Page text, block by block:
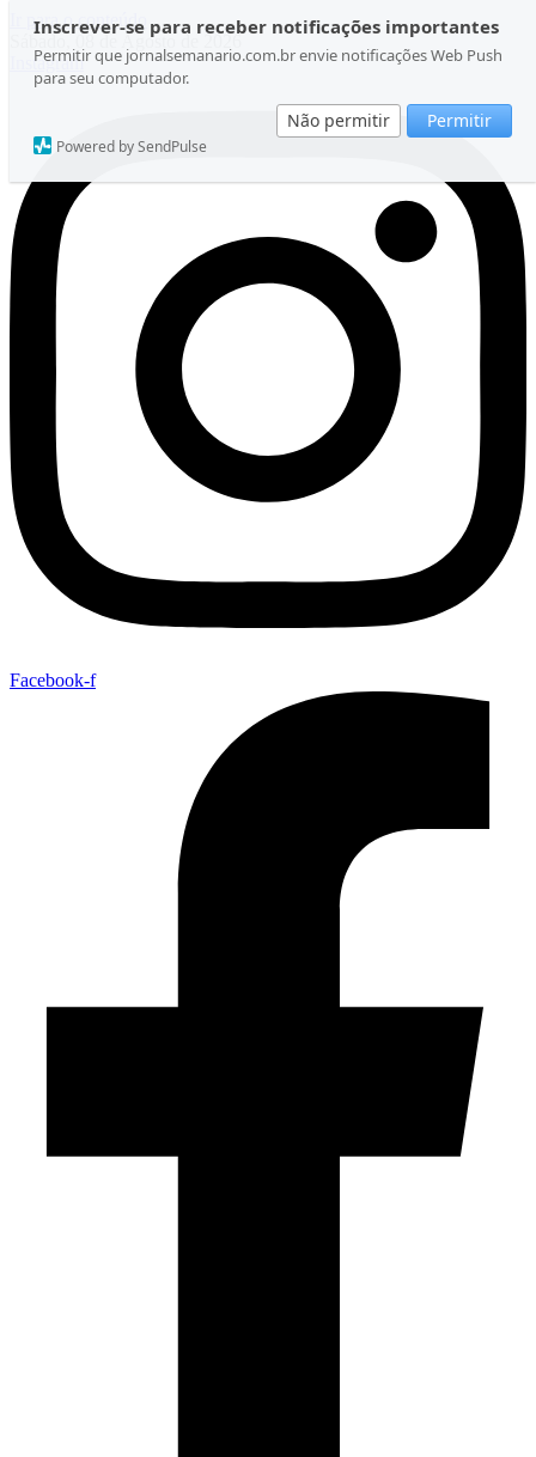
Inscrever-se para receber notificações importantes
Permitir que jornalsemanario.com.br envie notificações Web Push
para seu computador.
Não permitir Permitir
Powered by SendPulse
Ir para o conteúdo
Sábado, 08 de Agosto de 2026
Instagram
Facebook-f